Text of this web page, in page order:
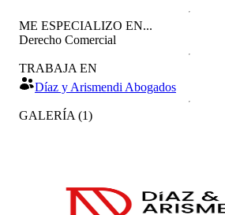
ME ESPECIALIZO EN...
Derecho Comercial
TRABAJA EN
Díaz y Arismendi Abogados
GALERÍA (1)